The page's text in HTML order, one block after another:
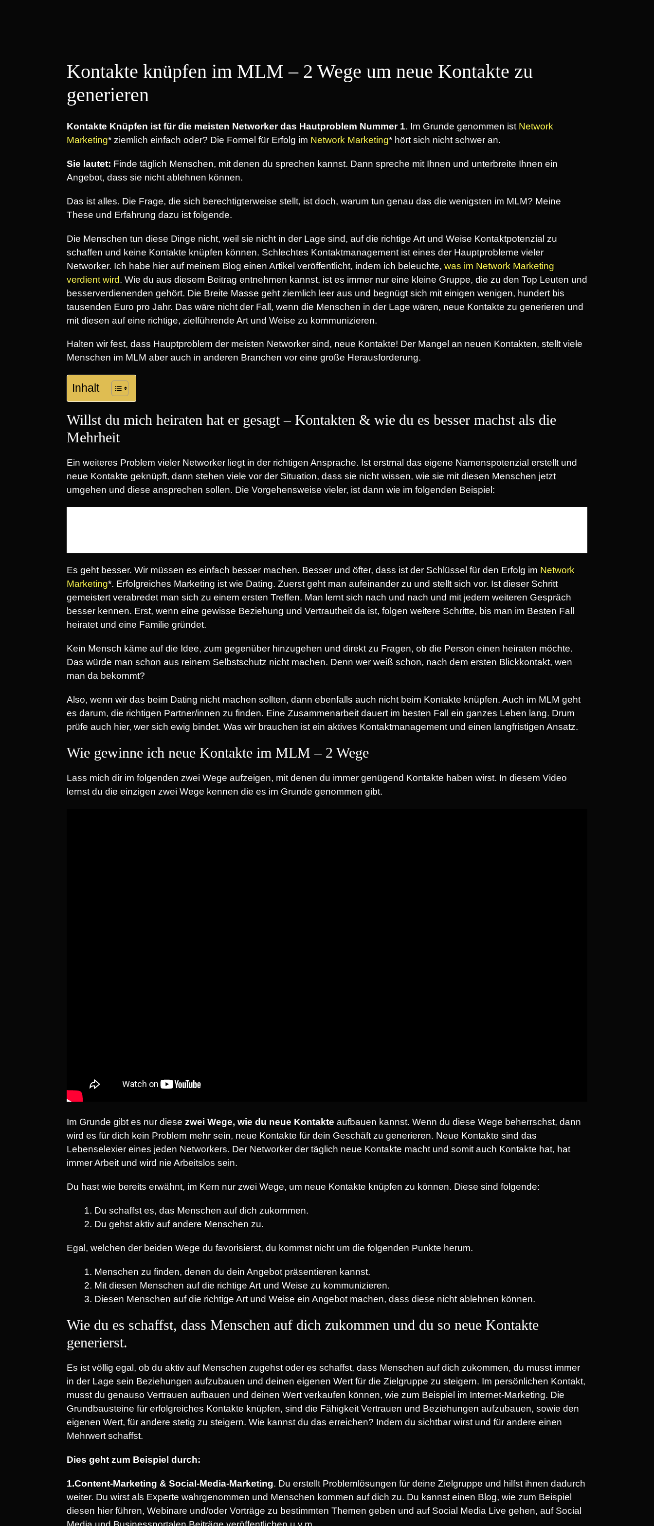
Kontakte knüpfen im MLM – 2 Wege um neue Kontakte zu
generieren
Kontakte Knüpfen ist für die meisten Networker das Hautproblem Nummer 1. Im Grunde genommen ist Network
Marketing* ziemlich einfach oder? Die Formel für Erfolg im Network Marketing* hört sich nicht schwer an.
Sie lautet: Finde täglich Menschen, mit denen du sprechen kannst. Dann spreche mit Ihnen und unterbreite Ihnen ein
Angebot, dass sie nicht ablehnen können.
Das ist alles. Die Frage, die sich berechtigterweise stellt, ist doch, warum tun genau das die wenigsten im MLM? Meine
These und Erfahrung dazu ist folgende.
Die Menschen tun diese Dinge nicht, weil sie nicht in der Lage sind, auf die richtige Art und Weise Kontaktpotenzial zu
schaffen und keine Kontakte knüpfen können. Schlechtes Kontaktmanagement ist eines der Hauptprobleme vieler
Networker. Ich habe hier auf meinem Blog einen Artikel veröffentlicht, indem ich beleuchte, was im Network Marketing
verdient wird. Wie du aus diesem Beitrag entnehmen kannst, ist es immer nur eine kleine Gruppe, die zu den Top Leuten und
besserverdienenden gehört. Die Breite Masse geht ziemlich leer aus und begnügt sich mit einigen wenigen, hundert bis
tausenden Euro pro Jahr. Das wäre nicht der Fall, wenn die Menschen in der Lage wären, neue Kontakte zu generieren und
mit diesen auf eine richtige, zielführende Art und Weise zu kommunizieren.
Halten wir fest, dass Hauptproblem der meisten Networker sind, neue Kontakte! Der Mangel an neuen Kontakten, stellt viele
Menschen im MLM aber auch in anderen Branchen vor eine große Herausforderung.
Inhalt
Willst du mich heiraten hat er gesagt – Kontakten & wie du es besser machst als die
Mehrheit
Ein weiteres Problem vieler Networker liegt in der richtigen Ansprache. Ist erstmal das eigene Namenspotenzial erstellt und
neue Kontakte geknüpft, dann stehen viele vor der Situation, dass sie nicht wissen, wie sie mit diesen Menschen jetzt
umgehen und diese ansprechen sollen. Die Vorgehensweise vieler, ist dann wie im folgenden Beispiel:
Es geht besser. Wir müssen es einfach besser machen. Besser und öfter, dass ist der Schlüssel für den Erfolg im Network
Marketing*. Erfolgreiches Marketing ist wie Dating. Zuerst geht man aufeinander zu und stellt sich vor. Ist dieser Schritt
gemeistert verabredet man sich zu einem ersten Treffen. Man lernt sich nach und nach und mit jedem weiteren Gespräch
besser kennen. Erst, wenn eine gewisse Beziehung und Vertrautheit da ist, folgen weitere Schritte, bis man im Besten Fall
heiratet und eine Familie gründet.
Kein Mensch käme auf die Idee, zum gegenüber hinzugehen und direkt zu Fragen, ob die Person einen heiraten möchte.
Das würde man schon aus reinem Selbstschutz nicht machen. Denn wer weiß schon, nach dem ersten Blickkontakt, wen
man da bekommt?
Also, wenn wir das beim Dating nicht machen sollten, dann ebenfalls auch nicht beim Kontakte knüpfen. Auch im MLM geht
es darum, die richtigen Partner/innen zu finden. Eine Zusammenarbeit dauert im besten Fall ein ganzes Leben lang. Drum
prüfe auch hier, wer sich ewig bindet. Was wir brauchen ist ein aktives Kontaktmanagement und einen langfristigen Ansatz.
Wie gewinne ich neue Kontakte im MLM – 2 Wege
Lass mich dir im folgenden zwei Wege aufzeigen, mit denen du immer genügend Kontakte haben wirst. In diesem Video
lernst du die einzigen zwei Wege kennen die es im Grunde genommen gibt.
Im Grunde gibt es nur diese zwei Wege, wie du neue Kontakte aufbauen kannst. Wenn du diese Wege beherrschst, dann
wird es für dich kein Problem mehr sein, neue Kontakte für dein Geschäft zu generieren. Neue Kontakte sind das
Lebenselexier eines jeden Networkers. Der Networker der täglich neue Kontakte macht und somit auch Kontakte hat, hat
immer Arbeit und wird nie Arbeitslos sein.
Du hast wie bereits erwähnt, im Kern nur zwei Wege, um neue Kontakte knüpfen zu können. Diese sind folgende:
Du schaffst es, das Menschen auf dich zukommen.
Du gehst aktiv auf andere Menschen zu.
Egal, welchen der beiden Wege du favorisierst, du kommst nicht um die folgenden Punkte herum.
Menschen zu finden, denen du dein Angebot präsentieren kannst.
Mit diesen Menschen auf die richtige Art und Weise zu kommunizieren.
Diesen Menschen auf die richtige Art und Weise ein Angebot machen, dass diese nicht ablehnen können.
Wie du es schaffst, dass Menschen auf dich zukommen und du so neue Kontakte
generierst.
Es ist völlig egal, ob du aktiv auf Menschen zugehst oder es schaffst, dass Menschen auf dich zukommen, du musst immer
in der Lage sein Beziehungen aufzubauen und deinen eigenen Wert für die Zielgruppe zu steigern. Im persönlichen Kontakt,
musst du genauso Vertrauen aufbauen und deinen Wert verkaufen können, wie zum Beispiel im Internet-Marketing. Die
Grundbausteine für erfolgreiches Kontakte knüpfen, sind die Fähigkeit Vertrauen und Beziehungen aufzubauen, sowie den
eigenen Wert, für andere stetig zu steigern. Wie kannst du das erreichen? Indem du sichtbar wirst und für andere einen
Mehrwert schaffst.
Dies geht zum Beispiel durch:
1.Content-Marketing & Social-Media-Marketing. Du erstellt Problemlösungen für deine Zielgruppe und hilfst ihnen dadurch
weiter. Du wirst als Experte wahrgenommen und Menschen kommen auf dich zu. Du kannst einen Blog, wie zum Beispiel
diesen hier führen, Webinare und/oder Vorträge zu bestimmten Themen geben und auf Social Media Live gehen, auf Social